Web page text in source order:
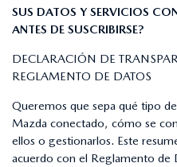
SUS DATOS Y SERVICIOS
ANTES DE SUSCRIBIRSE?
DECLARACIÓN DE
REGLAMENTO DE DATOS
Queremos que sepa qué tipo
Mazda conectado, cómo se
ellos o gestionarlos. Este
acuerdo con el Reglamento de